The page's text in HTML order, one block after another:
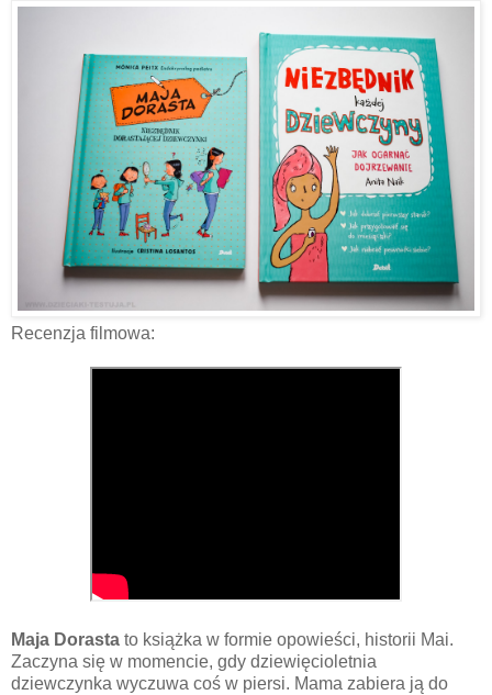
Recenzja filmowa:
Maja Dorasta to książka w formie opowieści, historii Mai.
Zaczyna się w momencie, gdy dziewięcioletnia
dziewczynka wyczuwa coś w piersi. Mama zabiera ją do